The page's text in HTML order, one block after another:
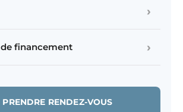
›
financement ›
PRENDRE RENDEZ-VOUS